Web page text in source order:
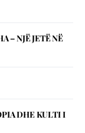
– NJЁ JETЁ NЁ
DHE KULTI I